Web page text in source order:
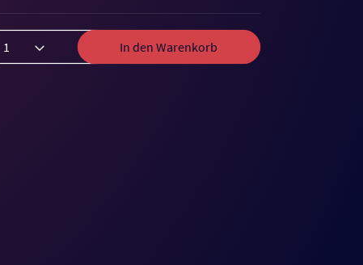
In den Warenkorb